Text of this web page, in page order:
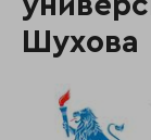
Шухова